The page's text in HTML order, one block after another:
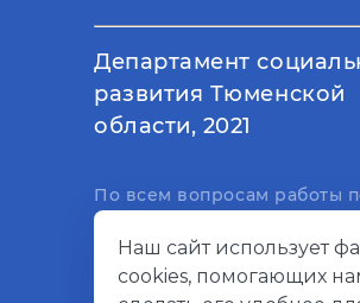
Департамент
развития Тюменской
области, 2021
По всем вопросам работы
электронный адрес
support@socialkompas.ru
Наш сайт использует
cookies, помогающих